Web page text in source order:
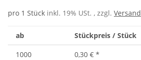
pro 1 Stück inkl. 19% USt. , zzgl. Versand
ab Stückpreis / Stück
1000 0,30 € *